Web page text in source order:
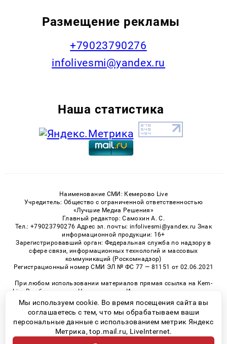
Размещение рекламы
+79023790276
infolivesmi@yandex.ru
Наша статистика
Наименование СМИ: Кемерово Live
Учредитель: Общество с ограниченной ответственностью
«Лучшие Медиа Решения»
Главный редактор: Самохин А. С.
Тел.: +79023790276 Адрес эл. почты: infolivesmi@yandex.ru Знак
информационной продукции: 16+
Зарегистрировавший орган: Федеральная служба по надзору в
сфере связи, информационных технологий и массовых
коммуникаций (Роскомнадзор)
Регистрационный номер СМИ ЭЛ № ФС 77 — 81151 от 02.06.2021
При любом использовании материалов прямая ссылка на Kem-
Live.Ru обязательна. Цитирование в Интернете возможно только
при наличии письменного разрешения.
© 2026 «Kem-Live» | Все права защищены
Мы используем cookie. Во время посещения сайта вы
соглашаетесь с тем, что мы обрабатываем ваши
персональные данные с использованием метрик Яндекс
Метрика, top.mail.ru, LiveInternet.